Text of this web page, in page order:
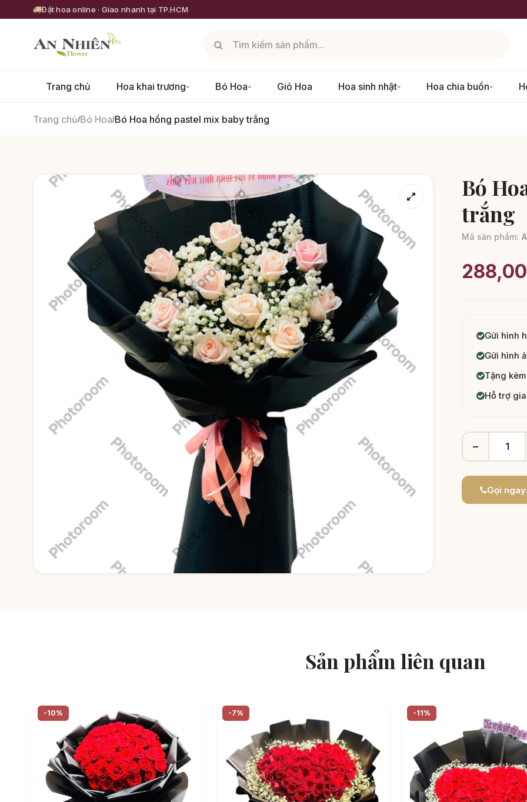
Đặt hoa online · Giao nhanh tại TP.HCM
Trang chủ Hoa khai trương Bó Hoa Giỏ Hoa Hoa sinh nhật Hoa chia buồn
Trang chủ/Bó Hoa/Bó Hoa hồng pastel mix baby trắng
Bó
trắng
Mã sản phẩm:
Gửi hình
Gửi hình
Tặng
Hỗ trợ
−
Gọi
Sản phẩm liên quan
-10% -7% -11%